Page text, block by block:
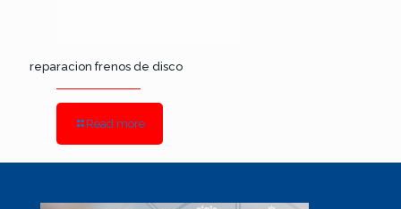
reparacion frenos de disco
Read more